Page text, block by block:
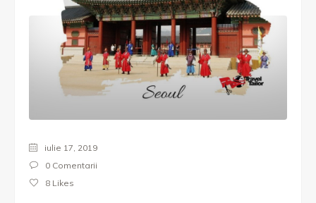
iulie 17, 2019
0 Comentarii
8Likes